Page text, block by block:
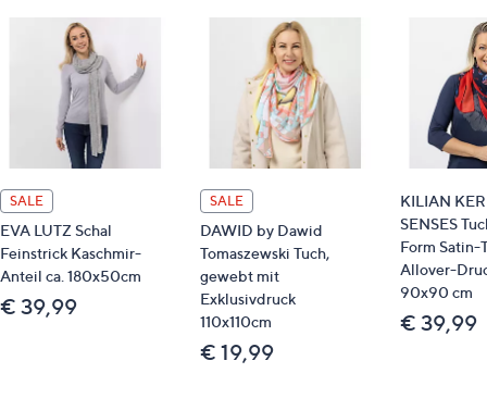
SALE
EVA LUTZ Schal
Feinstrick Kaschmir-
Anteil ca. 180x50cm
€ 39,99
SALE
DAWID by Dawid
Tomaszewski Tuch,
gewebt mit
Exklusivdruck
110x110cm
€ 19,99
KILIAN
SENSES
Form Satin-
Allover-
90x90 cm
€ 39,99